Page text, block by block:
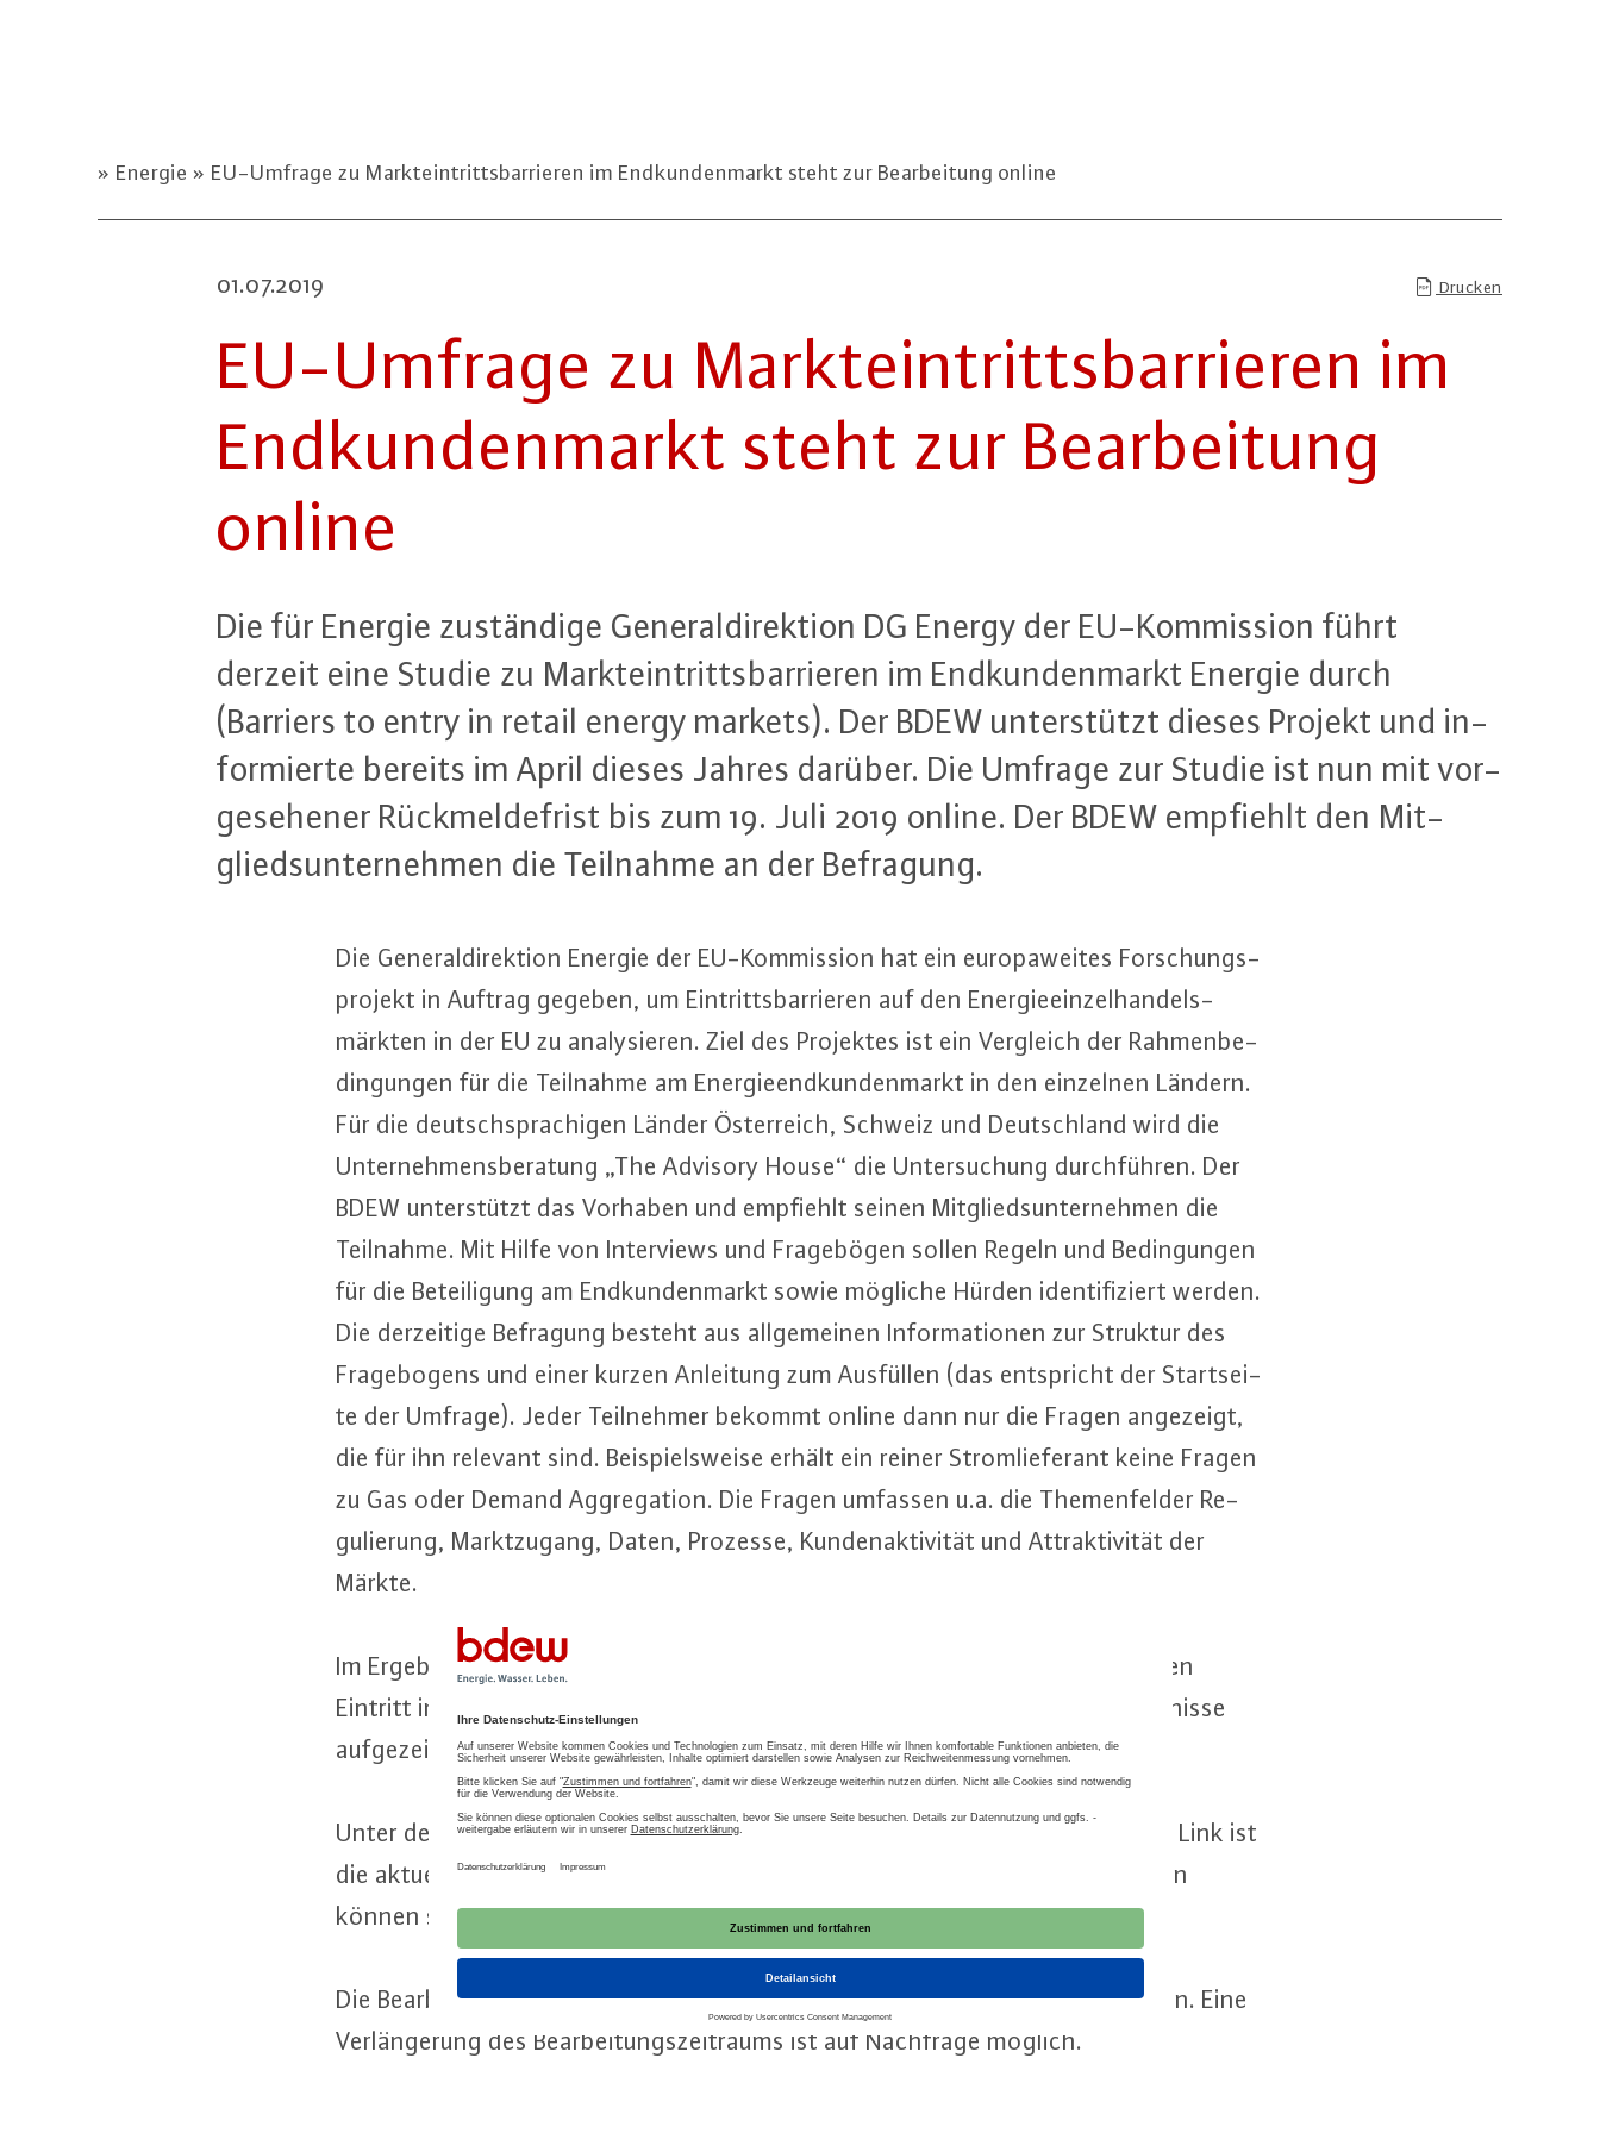
Energie EU-Umfrage zu Markteintrittsbarrieren im Endkundenmarkt steht zur Bearbeitung online
01.07.2019 Drucken
EU-Um­fra­ge zu Markt­ein­tritts­bar­rie­ren im
End­kun­den­markt steht zur Be­ar­bei­tung
online
Die für Energie zu­stän­di­ge Ge­ne­ral­di­rek­ti­on DG Energy der EU-Kom­mis­si­on führt
derzeit eine Studie zu Markt­ein­tritts­bar­rie­ren im End­kun­den­markt Energie durch
(Barriers to entry in retail energy markets). Der BDEW un­ter­stützt dieses Projekt und in­
for­mier­te bereits im April dieses Jahres darüber. Die Umfrage zur Studie ist nun mit vor­
ge­se­he­ner Rück­mel­de­frist bis zum 19. Juli 2019 online. Der BDEW empfiehlt den Mit­
glieds­un­ter­neh­men die Teilnahme an der Befragung.
Die Ge­ne­ral­di­rek­ti­on Energie der EU-Kom­mis­si­on hat ein eu­ro­pa­wei­tes For­schungs­
pro­jekt in Auftrag gegeben, um Ein­tritts­bar­rie­ren auf den En­er­gie­ein­zel­han­dels­
märk­ten in der EU zu ana­ly­sie­ren. Ziel des Projektes ist ein Vergleich der Rah­men­be­
din­gun­gen für die Teilnahme am En­er­gie­end­kun­den­markt in den einzelnen Ländern.
Für die deutsch­spra­chi­gen Länder Ös­ter­reich, Schweiz und Deutsch­land wird die
Un­ter­neh­mens­be­ra­tung „The Advisory House“ die Un­ter­su­chung durch­füh­ren. Der
BDEW un­ter­stützt das Vorhaben und empfiehlt seinen Mit­glieds­un­ter­neh­men die
Teilnahme. Mit Hilfe von In­ter­views und Fra­ge­bö­gen sollen Regeln und Be­din­gun­gen
für die Be­tei­li­gung am End­kun­den­markt sowie mögliche Hürden iden­ti­fi­ziert werden.
Die der­zei­ti­ge Befragung besteht aus all­ge­mei­nen In­for­ma­tio­nen zur Struktur des
Fra­ge­bo­gens und einer kurzen Anleitung zum Ausfüllen (das ent­spricht der Start­sei­
te der Umfrage). Jeder Teil­neh­mer bekommt online dann nur die Fragen angezeigt,
die für ihn relevant sind. Bei­spiels­wei­se erhält ein reiner Strom­lie­fe­rant keine Fragen
zu Gas oder Demand Ag­gre­ga­ti­on. Die Fragen umfassen u.a. die The­men­fel­der Re­
gu­lie­rung, Markt­zu­gang, Daten, Prozesse, Kun­den­ak­ti­vi­tät und At­trak­ti­vi­tät der
Märkte.
Im Ergebnis sollen für alle Mit­glieds­län­der der EU Regeln und Vorgaben für den
Eintritt in den End­kun­den­markt für Energie be­schrie­ben, be­ste­hen­de Hin­der­nis­se
auf­ge­zeigt sowie Ver­bes­se­rungs­vor­schlä­ge er­ar­bei­tet werden.
Unter der In­ter­net­adres­se des Projektes
und direkt über den nach­ste­hen­den Link ist
die aktuelle Umfrage er­reich­bar:
. In­ter­es­sen­ten
können sich bei Fragen auch direkt an den BDEW wenden.
Die Be­ar­bei­tung des Fra­ge­bo­gens ist bis Freitag, den 19. Juli 2019, vor­ge­se­hen. Eine
Ver­län­ge­rung des Be­ar­bei­tungs­zeit­raums ist auf Nachfrage möglich.